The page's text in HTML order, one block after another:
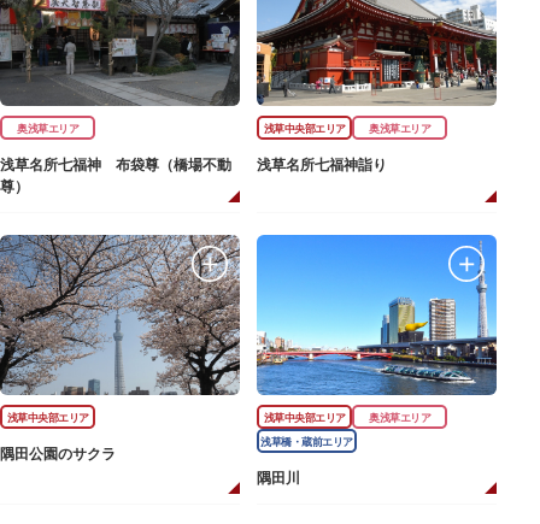
奥浅草エリア
浅草名所七福神 布袋尊（橋場不動
尊）
浅草中央部エリア 奥浅草エリア
浅草名所七福神詣り
浅草中央部エリア
隅田公園のサクラ
浅草中央部エリア
奥浅草エリア
浅草橋・蔵前エリア
隅田川